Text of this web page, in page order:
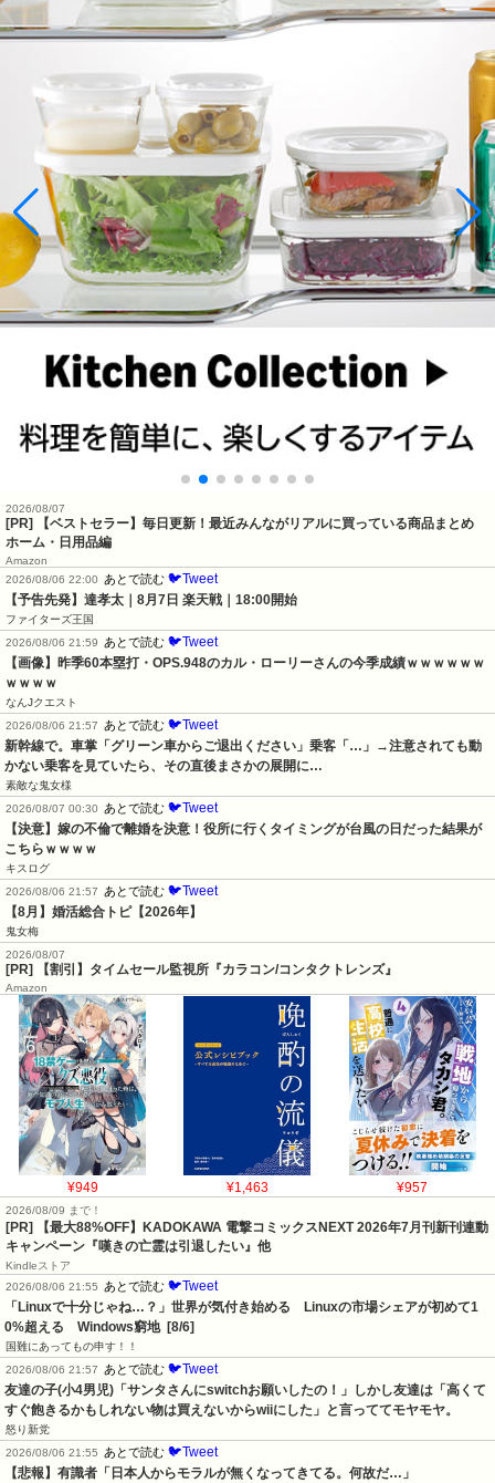
2026/08/07
[PR] 【ベストセラー】毎日更新！最近みんながリアルに買っている商品まとめ
ホーム・日用品編
Amazon
2026/08/06 22:00
あとで読む 🐦Tweet
【予告先発】達孝太｜8月7日 楽天戦｜18:00開始
ファイターズ王国
2026/08/06 21:59
あとで読む 🐦Tweet
【画像】昨季60本塁打・OPS.948のカル・ローリーさんの今季成績ｗｗｗｗｗｗ
ｗｗｗｗ
なんJクエスト
2026/08/06 21:57
あとで読む 🐦Tweet
新幹線で。車掌「グリーン車からご退出ください」乗客「…」→注意されても動
かない乗客を見ていたら、その直後まさかの展開に…
素敵な鬼女様
2026/08/07 00:30
あとで読む 🐦Tweet
【決意】嫁の不倫で離婚を決意！役所に行くタイミングが台風の日だった結果が
こちらｗｗｗｗ
キスログ
2026/08/06 21:57
あとで読む 🐦Tweet
【8月】婚活総合トピ【2026年】
鬼女梅
2026/08/07
[PR] 【割引】タイムセール監視所『カラコン/コンタクトレンズ』
Amazon
¥949 ¥1,463 ¥957
2026/08/09 まで！
[PR] 【最大88%OFF】KADOKAWA 電撃コミックスNEXT 2026年7月刊新刊連動
キャンペーン『嘆きの亡霊は引退したい』他
Kindleストア
2026/08/06 21:55 あとで読む 🐦Tweet
「Linuxで十分じゃね…？」世界が気付き始める　Linuxの市場シェアが初めて1
0%超える　Windows窮地  [8/6]
国難にあってもの申す！！
2026/08/06 21:57 あとで読む 🐦Tweet
友達の子(小4男児)「サンタさんにswitchお願いしたの！」しかし友達は「高くて
すぐ飽きるかもしれない物は買えないからwiiにした」と言っててモヤモヤ。
怒り新党
2026/08/06 21:55 あとで読む 🐦Tweet
【悲報】有識者「日本人からモラルが無くなってきてる。何故だ…」